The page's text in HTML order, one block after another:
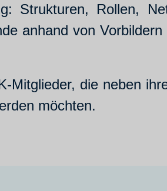
Strukturen, Rollen,
anhand von
Mitglieder, die neben
möchten.